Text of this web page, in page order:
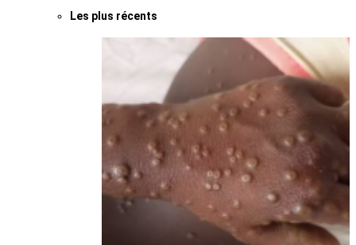
Les plus récents